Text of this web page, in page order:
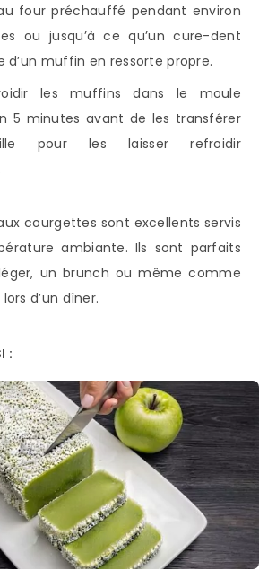
four préchauffé pendant environ
ou jusqu’à ce qu’un cure-dent
d’un muffin en ressorte propre.
les muffins dans le moule
5 minutes avant de les transférer
pour les laisser refroidir
courgettes sont excellents servis
ambiante. Ils sont parfaits
un brunch ou même comme
d’un dîner.
: